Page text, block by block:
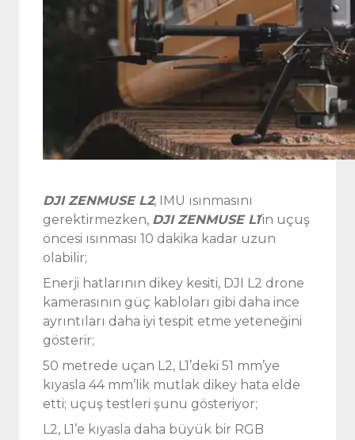
DJI ZENMUSE L2, IMU ısınmasını
gerektirmezken, DJI ZENMUSE L1‘in uçuş
öncesi ısınması 10 dakika kadar uzun
olabilir;
Enerji hatlarının dikey kesiti, DJI L2 drone
kamerasının güç kabloları gibi daha ince
ayrıntıları daha iyi tespit etme yeteneğini
gösterir;
50 metrede uçan L2, L1’deki 51 mm’ye
kıyasla 44 mm’lik mutlak dikey hata elde
etti; uçuş testleri şunu gösteriyor;
L2, L1’e kıyasla daha büyük bir RGB